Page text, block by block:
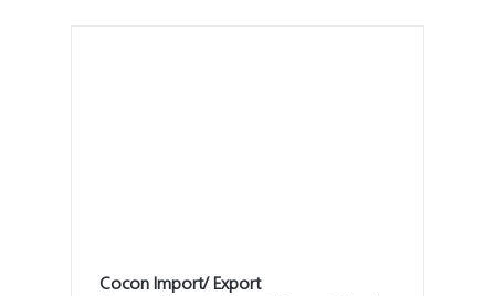
Cocon Import/ Export